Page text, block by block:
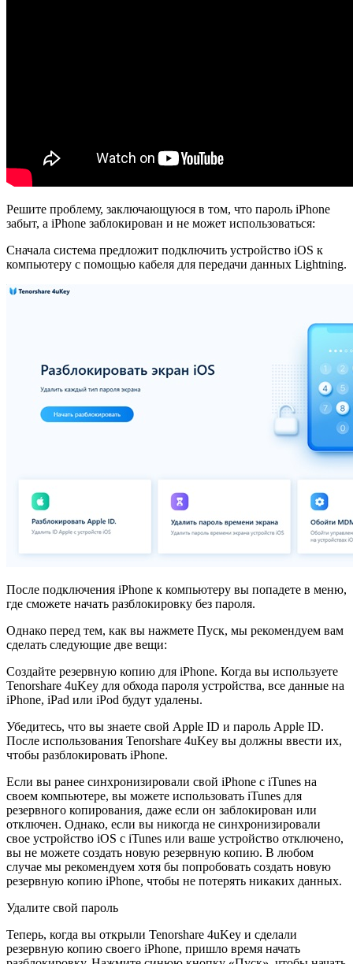
Решите проблему, заключающуюся в том, что пароль iPhone
забыт, а iPhone заблокирован и не может использоваться:
Сначала система предложит подключить устройство iOS к
компьютеру с помощью кабеля для передачи данных Lightning.
После подключения iPhone к компьютеру вы попадете в меню,
где сможете начать разблокировку без пароля.
Однако перед тем, как вы нажмете Пуск, мы рекомендуем вам
сделать следующие две вещи:
Создайте резервную копию для iPhone. Когда вы используете
Tenorshare 4uKey для обхода пароля устройства, все данные на
iPhone, iPad или iPod будут удалены.
Убедитесь, что вы знаете свой Apple ID и пароль Apple ID.
После использования Tenorshare 4uKey вы должны ввести их,
чтобы разблокировать iPhone.
Если вы ранее синхронизировали свой iPhone с iTunes на
своем компьютере, вы можете использовать iTunes для
резервного копирования, даже если он заблокирован или
отключен. Однако, если вы никогда не синхронизировали
свое устройство iOS с iTunes или ваше устройство отключено,
вы не можете создать новую резервную копию. В любом
случае мы рекомендуем хотя бы попробовать создать новую
резервную копию iPhone, чтобы не потерять никаких данных.
Удалите свой пароль
Теперь, когда вы открыли Tenorshare 4uKey и сделали
резервную копию своего iPhone, пришло время начать